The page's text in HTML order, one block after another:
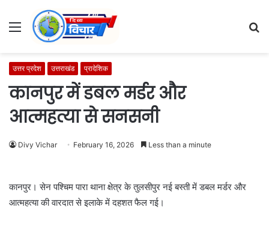
Menu
उत्तर प्रदेश उत्तराखंड प्रादेशिक
कानपुर में डबल मर्डर और
आत्महत्या से सनसनी
Divy Vichar February 16, 2026 Less than a minute
कानपुर। सेन पश्चिम पारा थाना क्षेत्र के तुलसीपुर नई बस्ती में डबल मर्डर और
आत्महत्या की वारदात से इलाके में दहशत फैल गई।